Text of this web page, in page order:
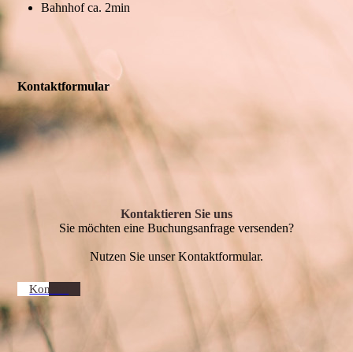
Bahnhof ca. 2min
Kontaktformular
Kontaktieren Sie uns
Sie möchten eine Buchungsanfrage versenden?
Nutzen Sie unser Kontaktformular.
Kontakt